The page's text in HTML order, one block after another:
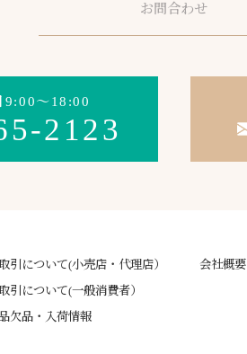
お問合わせ
～18:00
2123
引について(小売店・代理店）
引について(一般消費者）
欠品・入荷情報
会社概要